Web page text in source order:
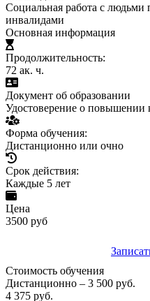
Социальная работа с людьми
инвалидами
Основная информация
Продолжительность:
72 ак. ч.
Документ об образовании
Удостоверение о повышении
Форма обучения:
Дистанционно или очно
Срок действия:
Каждые 5 лет
Цена
3500 руб
Стоимость обучения
Дистанционно – 3 500 руб.
4 375 руб.